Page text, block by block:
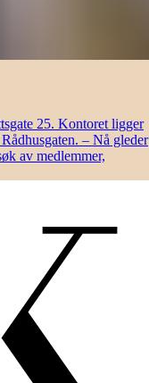
25. Kontoret ligger
– Nå gleder
av medlemmer,